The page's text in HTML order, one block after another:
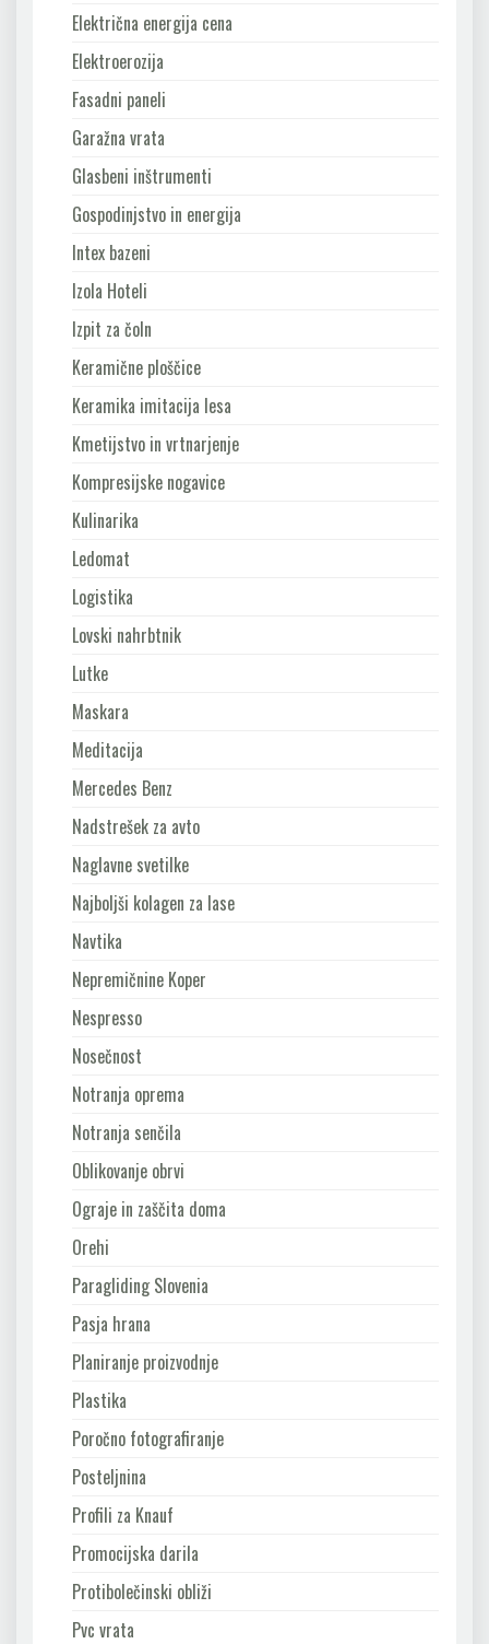
Električna energija cena
Elektroerozija
Fasadni paneli
Garažna vrata
Glasbeni inštrumenti
Gospodinjstvo in energija
Intex bazeni
Izola Hoteli
Izpit za čoln
Keramične ploščice
Keramika imitacija lesa
Kmetijstvo in vrtnarjenje
Kompresijske nogavice
Kulinarika
Ledomat
Logistika
Lovski nahrbtnik
Lutke
Maskara
Meditacija
Mercedes Benz
Nadstrešek za avto
Naglavne svetilke
Najboljši kolagen za lase
Navtika
Nepremičnine Koper
Nespresso
Nosečnost
Notranja oprema
Notranja senčila
Oblikovanje obrvi
Ograje in zaščita doma
Orehi
Paragliding Slovenia
Pasja hrana
Planiranje proizvodnje
Plastika
Poročno fotografiranje
Posteljnina
Profili za Knauf
Promocijska darila
Protibolečinski obliži
Pvc vrata